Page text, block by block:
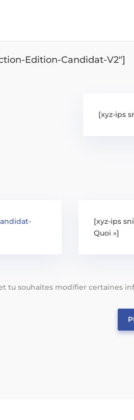
Edition-Candidat-V2″]
[xyz-ips
[xyz-ips
Quoi »]
tu souhaites modifier certaines